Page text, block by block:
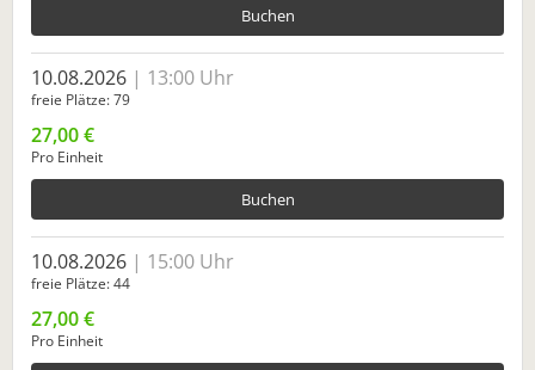
Buchen
10.08.2026 13:00 Uhr
freie Plätze 79
27,00 €
Pro Einheit
Buchen
10.08.2026 15:00 Uhr
freie Plätze 44
27,00 €
Pro Einheit